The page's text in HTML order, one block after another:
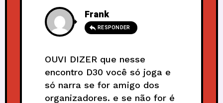
Frank
RESPONDER
OUVI DIZER que nesse
encontro D30 você só joga e
só narra se for amigo dos
organizadores. e se não for é